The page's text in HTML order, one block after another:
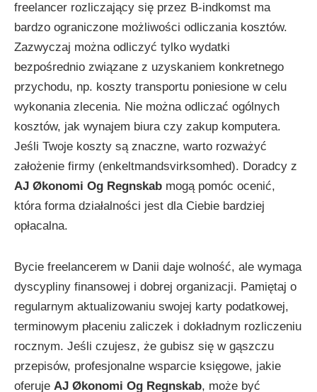
freelancer rozliczający się przez B-indkomst ma
bardzo ograniczone możliwości odliczania kosztów.
Zazwyczaj można odliczyć tylko wydatki
bezpośrednio związane z uzyskaniem konkretnego
przychodu, np. koszty transportu poniesione w celu
wykonania zlecenia. Nie można odliczać ogólnych
kosztów, jak wynajem biura czy zakup komputera.
Jeśli Twoje koszty są znaczne, warto rozważyć
założenie firmy (enkeltmandsvirksomhed). Doradcy z
AJ Økonomi Og Regnskab mogą pomóc ocenić,
która forma działalności jest dla Ciebie bardziej
opłacalna.
Bycie freelancerem w Danii daje wolność, ale wymaga
dyscypliny finansowej i dobrej organizacji. Pamiętaj o
regularnym aktualizowaniu swojej karty podatkowej,
terminowym płaceniu zaliczek i dokładnym rozliczeniu
rocznym. Jeśli czujesz, że gubisz się w gąszczu
przepisów, profesjonalne wsparcie księgowe, jakie
oferuje AJ Økonomi Og Regnskab, może być